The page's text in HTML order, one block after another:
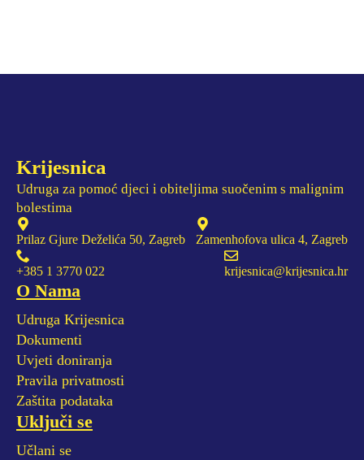
Krijesnica
Udruga za pomoć djeci i obiteljima suočenim s malignim
bolestima
Prilaz Gjure Deželića 50, Zagreb Zamenhofova ulica 4, Zagreb
+385 1 3770 022 krijesnica@krijesnica.hr
O Nama
Udruga Krijesnica
Dokumenti
Uvjeti doniranja
Pravila privatnosti
Zaštita podataka
Uključi se
Učlani se